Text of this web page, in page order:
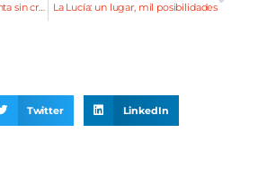
Escapadas en Semana Santa sin cruzar las fronteras La Lucía: un lugar, mil posibilidades
Twitter LinkedIn